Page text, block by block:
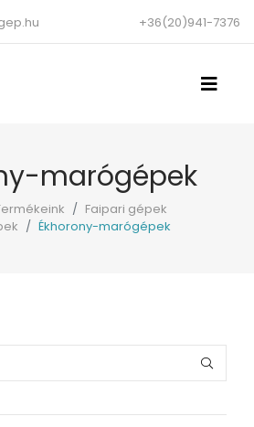
+36(20)941-7376
marógépek
Faipari gépek
Ékhorony-marógépek